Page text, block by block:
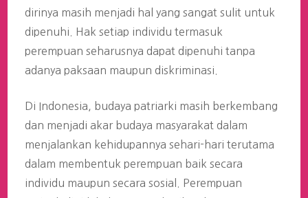
dirinya masih menjadi hal yang sangat sulit untuk
dipenuhi. Hak setiap individu termasuk
perempuan seharusnya dapat dipenuhi tanpa
adanya paksaan maupun diskriminasi.
Di Indonesia, budaya patriarki masih berkembang
dan menjadi akar budaya masyarakat dalam
menjalankan kehidupannya sehari-hari terutama
dalam membentuk perempuan baik secara
individu maupun secara sosial. Perempuan